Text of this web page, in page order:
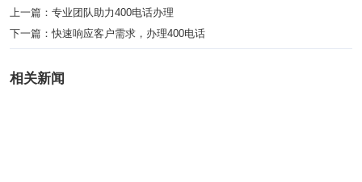
上一篇： 专业团队助力400电话办理
下一篇：快速响应客户需求，办理400电话
相关新闻